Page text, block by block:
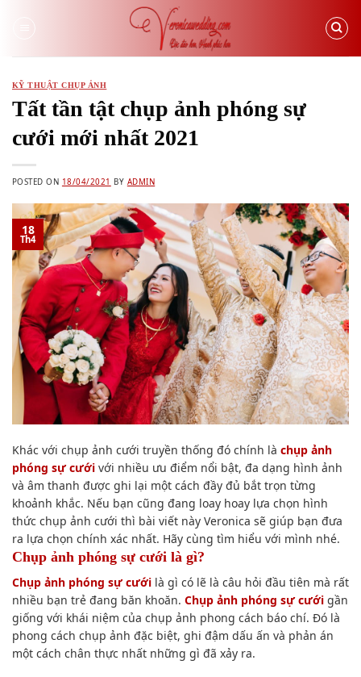
KỸ THUẬT CHỤP ẢNH
Tất tần tật chụp ảnh phóng sự
cưới mới nhất 2021
POSTED ON 18/04/2021 BY ADMIN
18
Th4
Khác với chụp ảnh cưới truyền thống đó chính là chụp ảnh
phóng sự cưới với nhiều ưu điểm nổi bật, đa dạng hình ảnh
và âm thanh được ghi lại một cách đầy đủ bắt trọn từng
khoảnh khắc. Nếu bạn cũng đang loay hoay lựa chọn hình
thức chụp ảnh cưới thì bài viết này Veronica sẽ giúp bạn đưa
ra lựa chọn chính xác nhất. Hãy cùng tìm hiểu với mình nhé.
Chụp ảnh phóng sự cưới là gì?
Chụp ảnh phóng sự cưới là gì có lẽ là câu hỏi đầu tiên mà rất
nhiều bạn trẻ đang băn khoăn. Chụp ảnh phóng sự cưới gần
giống với khái niệm của chụp ảnh phong cách báo chí. Đó là
phong cách chụp ảnh đặc biệt, ghi đậm dấu ấn và phản án
một cách chân thực nhất những gì đã xảy ra.